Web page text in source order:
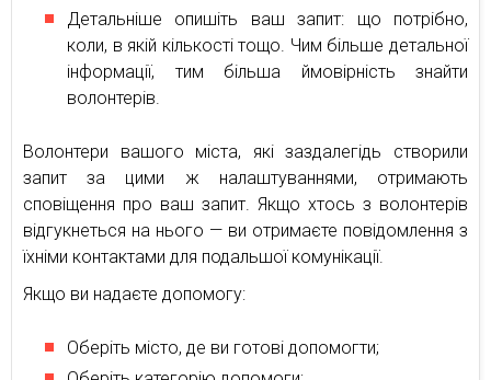
Детальніше опишіть ваш запит: що потрібно,
коли, в якій кількості тощо. Чим більше детальної
інформації, тим більша ймовірність знайти
волонтерів.
Волонтери вашого міста, які заздалегідь створили
запит за цими ж налаштуваннями, отримають
сповіщення про ваш запит. Якщо хтось з волонтерів
відгукнеться на нього — ви отримаєте повідомлення з
їхніми контактами для подальшої комунікації.
Якщо ви надаєте допомогу:
Оберіть місто, де ви готові допомогти;